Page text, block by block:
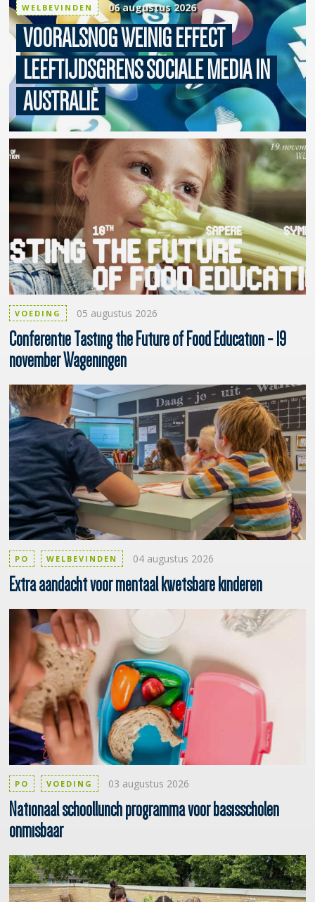
VOORALSNOGWEINIG EFFECT
LEEFTIJDSGRENS SOCIALE MEDIA IN
AUSTRALIË
WELBEVINDEN 06 augustus 2026
ConferentieTasting the Future of Food Education - 19
november Wageningen
VOEDING 05 augustus 2026
Extraaandacht voor mentaal kwetsbare kinderen
PO WELBEVINDEN 04 augustus 2026
Nationaalschoollunch programma voor basisscholen
onmisbaar
PO VOEDING 03 augustus 2026